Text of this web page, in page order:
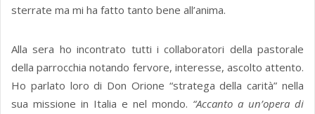
sterrate ma mi ha fatto tanto bene all’anima.
Alla sera ho incontrato tutti i collaboratori della pastorale
della parrocchia notando fervore, interesse, ascolto attento.
Ho parlato loro di Don Orione “stratega della carità” nella
sua missione in Italia e nel mondo. “Accanto a un’opera di